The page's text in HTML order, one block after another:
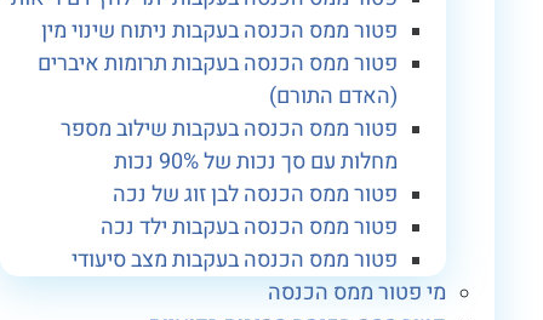
פטור ממס הכנסה בעקבות ניתוח שינוי מין
פטור ממס הכנסה בעקבות תרומות איברים
(האדם התורם)
פטור ממס הכנסה בעקבות שילוב מספר
מחלות עם סך נכות של 90% נכות
פטור ממס הכנסה לבן זוג של נכה
פטור ממס הכנסה בעקבות ילד נכה
פטור ממס הכנסה בעקבות מצב סיעודי
מי פטור ממס הכנסה